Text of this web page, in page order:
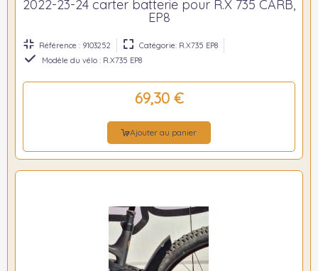
2022-23-24 carter batterie pour R.X 735 CARB,
EP8
Référence : 9103252
Catégorie: R.X735 EP8
Modèle du vélo : R.X735 EP8
69,30 €
Ajouter au panier